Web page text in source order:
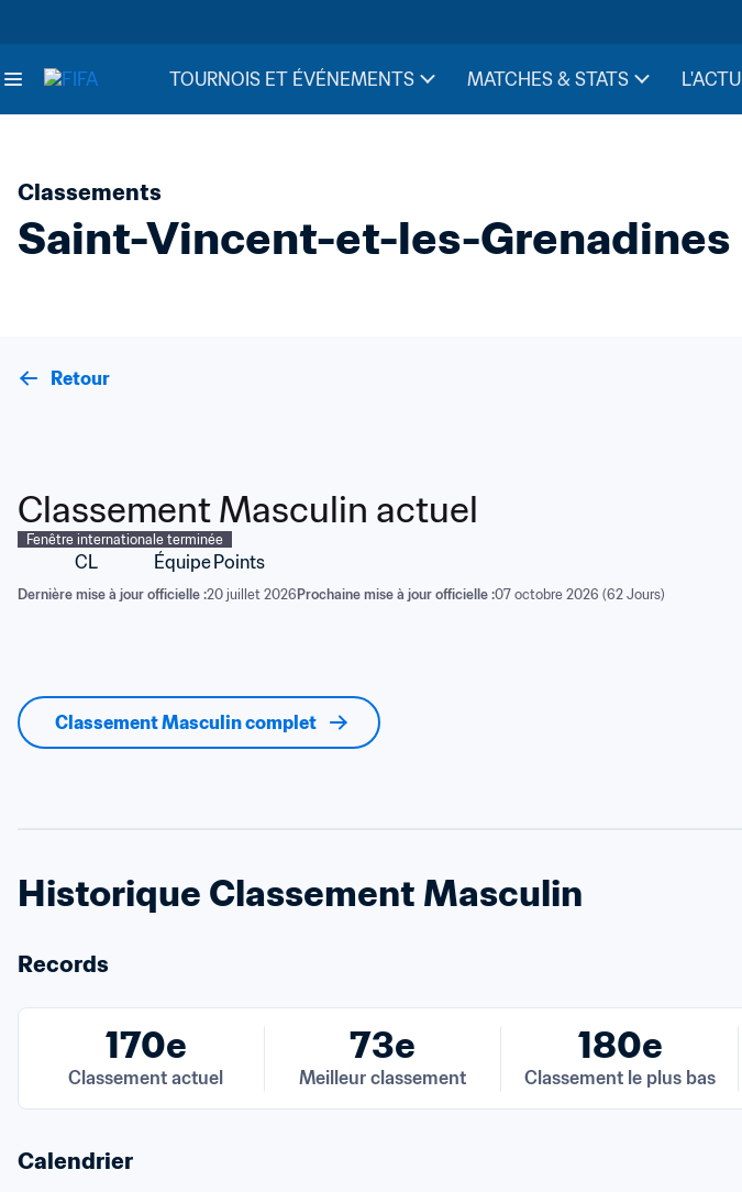
TOURNOIS ET ÉVÉNEMENTS MATCHES & STATS L'ACTU
Classements
Saint-Vincent-et-les-Grenadines
Retour
Classement Masculin actuel
Fenêtre internationale terminée
CL Équipe Points
Dernière mise à jour officielle :20 juillet 2026 Prochaine mise à jour officielle :07 octobre 2026 (62 Jours)
Classement Masculin complet
Historique Classement Masculin
Records
170e
Classement actuel
73e
Meilleur classement
180e
Classement le plus bas
Calendrier